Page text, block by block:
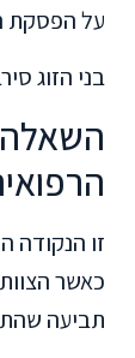
על הפסקת
בני הזוג
זו הנקודה
כאשר
תביעה